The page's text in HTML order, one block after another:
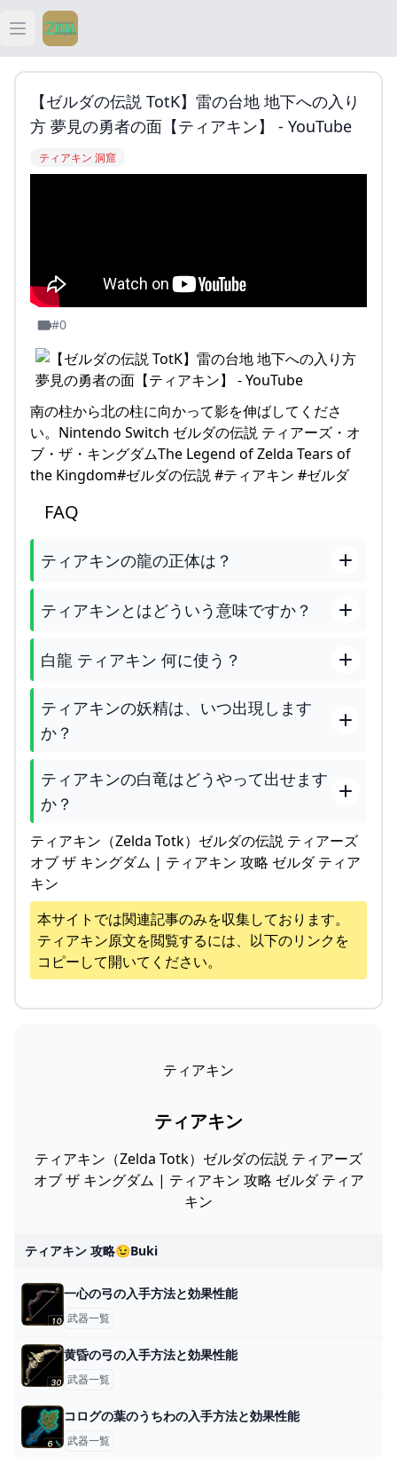
Open main menu
ティアキン
ティアキン 祠
【ゼルダの伝説 TotK】雷の台地 地下への入り
方 夢見の勇者の面【ティアキン】 - YouTube
ティアキン 洞窟
#0
南の柱から北の柱に向かって影を伸ばしてくださ
い。Nintendo Switch ゼルダの伝説 ティアーズ・オ
ブ・ザ・キングダムThe Legend of Zelda Tears of
the Kingdom#ゼルダの伝説 #ティアキン #ゼルダ
FAQ
ティアキンの龍の正体は？
ティアキンとはどういう意味ですか？
白龍 ティアキン 何に使う？
ティアキンの妖精は、いつ出現します
か？
ティアキンの白竜はどうやって出せます
か？
ティアキン（Zelda Totk）ゼルダの伝説 ティアーズ
オブ ザ キングダム | ティアキン 攻略 ゼルダ ティア
キン
本サイトでは関連記事のみを収集しております。
ティアキン原文を閲覧するには、以下のリンクを
コピーして開いてください。
ティアキン
ティアキン
ティアキン（Zelda Totk）ゼルダの伝説 ティアーズ
オブ ザ キングダム | ティアキン 攻略 ゼルダ ティア
キン
ティアキン 攻略😉buki
一心の弓の入手方法と効果性能
武器一覧
黄昏の弓の入手方法と効果性能
武器一覧
コログの葉のうちわの入手方法と効果性能
武器一覧